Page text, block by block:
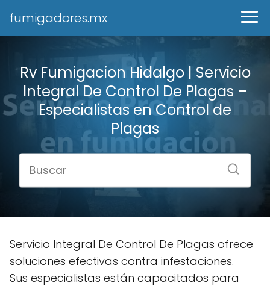
fumigadores.mx
Rv Fumigacion Hidalgo | Servicio
Integral De Control De Plagas –
Especialistas en Control de
Plagas
Servicio Integral De Control De Plagas ofrece
soluciones efectivas contra infestaciones.
Sus especialistas están capacitados para